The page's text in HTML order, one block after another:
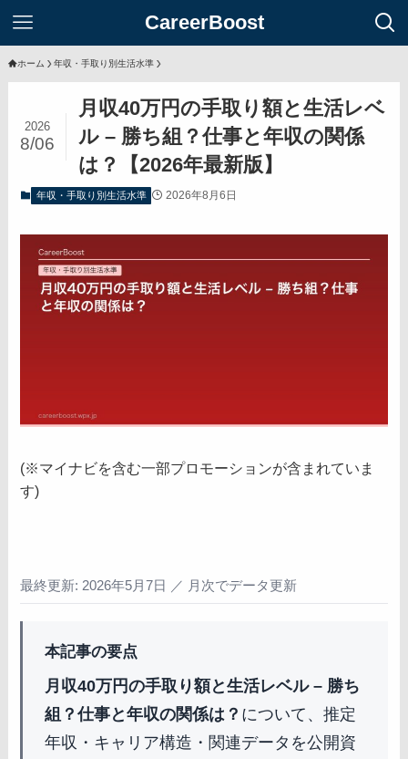
CareerBoost
ホーム 年収・手取り別生活水準
月収40万円の手取り額と生活レベ
ル – 勝ち組？仕事と年収の関係
は？【2026年最新版】
2026
8/06
年収・手取り別生活水準 2026年8月6日
(※マイナビを含む一部プロモーションが含まれていま
す)
最終更新: 2026年5月7日 ／ 月次でデータ更新
本記事の要点
月収40万円の手取り額と生活レベル – 勝ち
組？仕事と年収の関係は？ について、推定
年収・キャリア構造・関連データを公開資